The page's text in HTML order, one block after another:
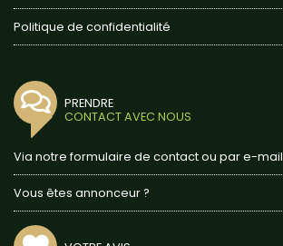
Politique de confidentialité
PRENDRE
CONTACT AVEC NOUS
Via notre formulaire de contact ou par e-mail
Vous êtes annonceur ?